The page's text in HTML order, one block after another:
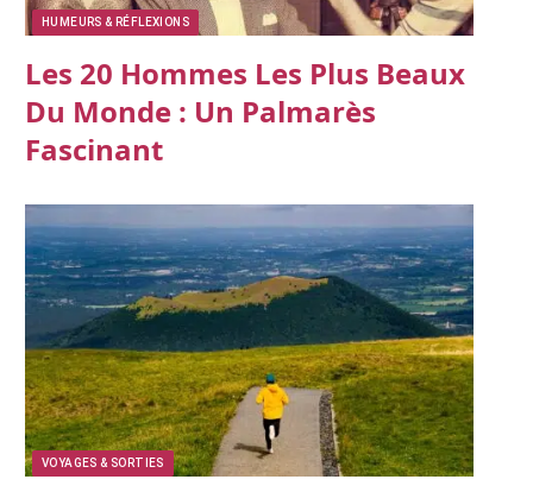
HUMEURS & RÉFLEXIONS
Les 20 Hommes Les Plus Beaux
Du Monde : Un Palmarès
Fascinant
VOYAGES & SORTIES